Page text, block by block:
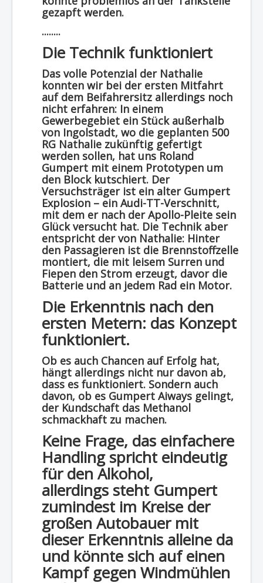
gezapft werden.
........
Die Technik funktioniert
Das volle Potenzial der Nathalie
konnten wir bei der ersten Mitfahrt
auf dem Beifahrersitz allerdings noch
nicht erfahren: In einem
Gewerbegebiet ein Stück außerhalb
von Ingolstadt, wo die geplanten 500
RG Nathalie zukünftig gefertigt
werden sollen, hat uns Roland
Gumpert mit einem Prototypen um
den Block kutschiert. Der
Versuchsträger ist ein alter Gumpert
Explosion – ein Audi-TT-Verschnitt,
mit dem er nach der Apollo-Pleite sein
Glück versucht hat. Die Technik aber
entspricht der von Nathalie: Hinter
den Passagieren ist die Brennstoffzelle
montiert, die mit leisem Surren und
Fiepen den Strom erzeugt, davor die
Batterie und an jedem Rad ein Motor.
Die Erkenntnis nach den
ersten Metern: das Konzept
funktioniert.
Ob es auch Chancen auf Erfolg hat,
hängt allerdings nicht nur davon ab,
dass es funktioniert. Sondern auch
davon, ob es Gumpert Aiways gelingt,
der Kundschaft das Methanol
schmackhaft zu machen.
Keine Frage, das einfachere
Handling spricht eindeutig
für den Alkohol,
allerdings steht Gumpert
zumindest im Kreise der
großen Autobauer mit
dieser Erkenntnis alleine da
und könnte sich auf einen
Kampf gegen Windmühlen